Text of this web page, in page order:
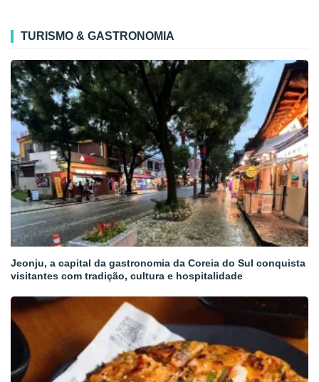
TURISMO & GASTRONOMIA
Jeonju, a capital da gastronomia da Coreia do Sul conquista
visitantes com tradição, cultura e hospitalidade